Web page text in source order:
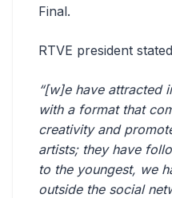
Final.
RTVE president
“[w]e have attracted
with a format that
creativity and
artists; they have
to the youngest, we
outside the social